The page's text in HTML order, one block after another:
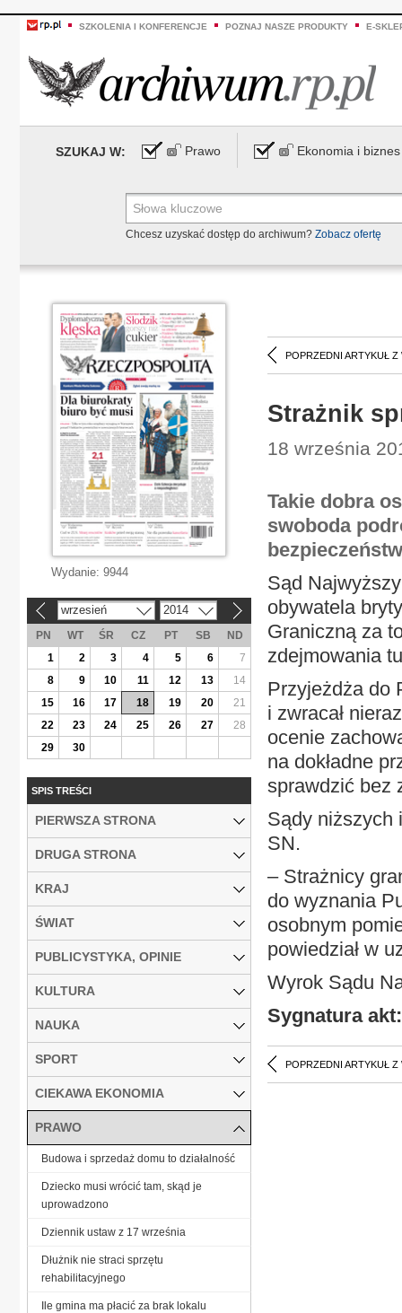
SZKOLENIA I KONFERENCJE POZNAJ NASZE PRODUKTY E-
SZUKAJ W: Prawo Ekonomia i biznes
Chcesz uzyskać dostęp do archiwum? Zobacz ofertę
POPRZEDNI ARTYKUŁ Z
Strażnik
18 września
Takie dobra
swoboda
Sąd
obywatela
Graniczną za
zdejmowania
Przyjeżdża do
i zwracał
ocenie
na dokładne
sprawdzić bez
Sądy niższych
SN.
– Strażnicy
do wyznania
osobnym
powiedział w
Wyrok Sądu
Sygnatura
POPRZEDNI ARTYKUŁ Z
Wydanie: 9944
wrzesień 2014
PN WT ŚR CZ PT SB
ND
1
2 3 4 5 6
7
8
9 10 11 12 13
14
15
16 17 18 19 20
21
22
23 24 25 26 27
28
29
30
SPIS TREŚCI
PIERWSZA STRONA
DRUGA STRONA
KRAJ
ŚWIAT
PUBLICYSTYKA, OPINIE
KULTURA
NAUKA
SPORT
CIEKAWA EKONOMIA
PRAWO
Budowa i sprzedaż domu to działalność
Dziecko musi wrócić tam, skąd je
uprowadzono
Dziennik ustaw z 17 września
Dłużnik nie straci sprzętu
rehabilitacyjnego
Ile gmina ma płacić za brak lokalu